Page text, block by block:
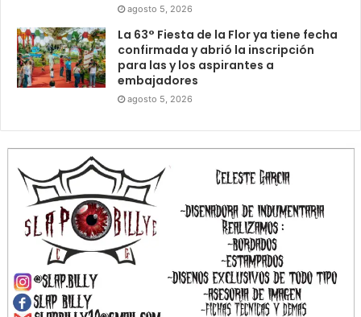
agosto 5, 2026
La 63° Fiesta de la Flor ya tiene fecha
confirmada y abrió la inscripción
para las y los aspirantes a
embajadores
agosto 5, 2026